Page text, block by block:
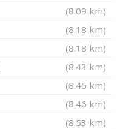
(8.09 km)
(8.18 km)
(8.18 km)
(8.43 km)
(8.45 km)
(8.46 km)
(8.53 km)